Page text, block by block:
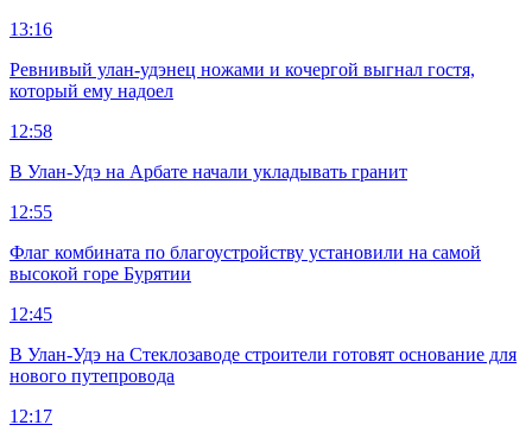
13:16
Ревнивый улан-удэнец ножами и кочергой выгнал гостя,
который ему надоел
12:58
В Улан-Удэ на Арбате начали укладывать гранит
12:55
Флаг комбината по благоустройству установили на самой
высокой горе Бурятии
12:45
В Улан-Удэ на Стеклозаводе строители готовят основание для
нового путепровода
12:17